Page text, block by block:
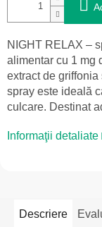
NIGHT RELAX –
alimentar cu 1 mg
extract de
spray este ideală
culcare. Destinat
Informaţii detaliate
Descriere